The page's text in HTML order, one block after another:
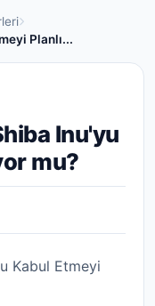
Planlı...
Inu'yu
mu?